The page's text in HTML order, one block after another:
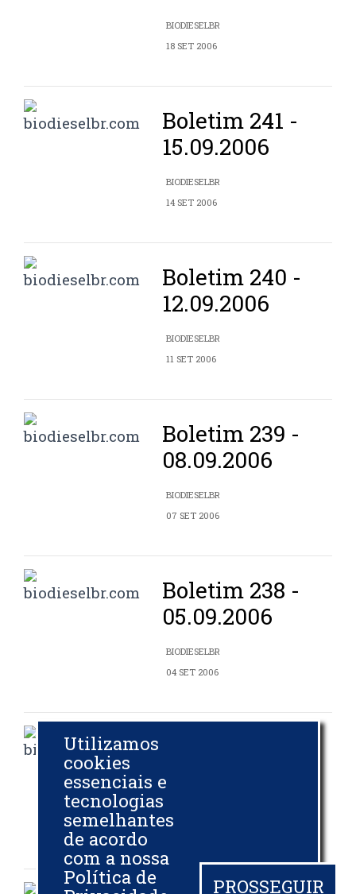
BIODIESELBR
18 SET 2006
Boletim 241 -
15.09.2006
BIODIESELBR
14 SET 2006
Boletim 240 -
12.09.2006
BIODIESELBR
11 SET 2006
Boletim 239 -
08.09.2006
BIODIESELBR
07 SET 2006
Boletim 238 -
05.09.2006
BIODIESELBR
04 SET 2006
01.09.2006
31 AGO 2006
Utilizamos
cookies
essenciais e
tecnologias
semelhantes
de acordo
com a nossa
Política de
PROSSEGUIR